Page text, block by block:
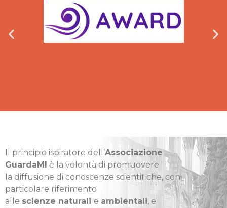
Il principio ispiratore dell’Associazione
GuardaMI è la volontà di promuovere
la diffusione di conoscenze scientifiche, con
particolare riferimento
alle scienze naturali e ambientali, e